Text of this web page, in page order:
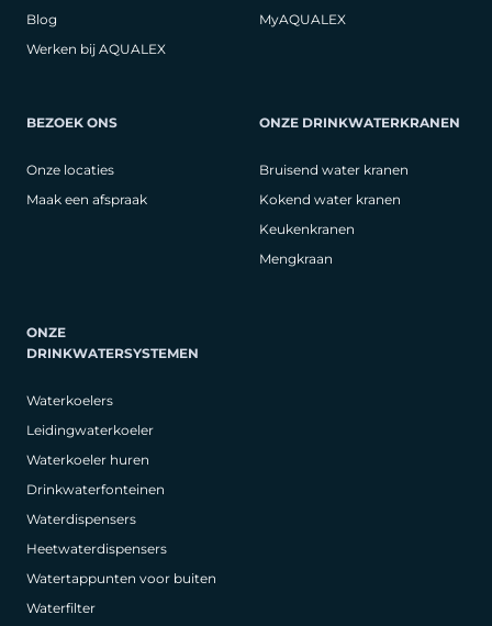
Blog
Werken bij AQUALEX
MyAQUALEX
BEZOEK ONS
Onze locaties
Maak een afspraak
ONZE DRINKWATERKRANEN
Bruisend water kranen
Kokend water kranen
Keukenkranen
Mengkraan
ONZE
DRINKWATERSYSTEMEN
Waterkoelers
Leidingwaterkoeler
Waterkoeler huren
Drinkwaterfonteinen
Waterdispensers
Heetwaterdispensers
Watertappunten voor buiten
Waterfilter